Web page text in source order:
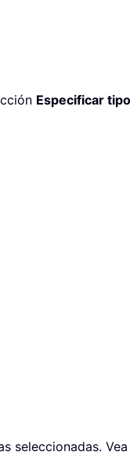
Especificar tipo
seleccionadas.